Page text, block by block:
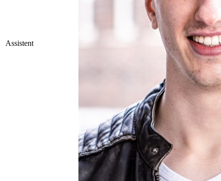
Assistent